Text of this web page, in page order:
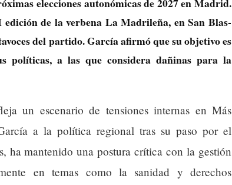
de la verbena La Madrileña, en San Blas-
del partido. García afirmó que su objetivo es
políticas, a las que considera dañinas para la
un escenario de tensiones internas en Más
a la política regional tras su paso por el
ha mantenido una postura crítica con la gestión
en temas como la sanidad y derechos